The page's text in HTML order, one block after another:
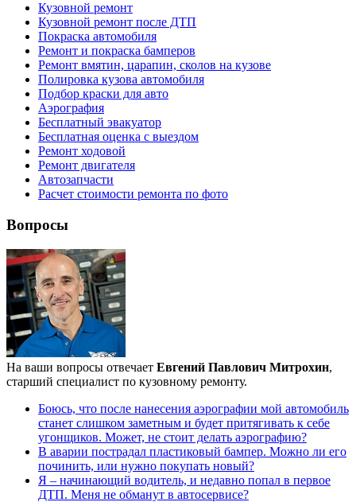
Кузовной ремонт
Кузовной ремонт после ДТП
Покраска автомобиля
Ремонт и покраска бамперов
Ремонт вмятин, царапин, сколов на кузове
Полировка кузова автомобиля
Подбор краски для авто
Аэрография
Бесплатный эвакуатор
Бесплатная оценка с выездом
Ремонт ходовой
Ремонт двигателя
Автозапчасти
Расчет стоимости ремонта по фото
Вопросы
На ваши вопросы отвечает Евгений Павлович Митрохин,
старший специалист по кузовному ремонту.
Боюсь, что после нанесения аэрографии мой автомобиль
станет слишком заметным и будет притягивать к себе
угонщиков. Может, не стоит делать аэрографию?
В аварии пострадал пластиковый бампер. Можно ли его
починить, или нужно покупать новый?
Я – начинающий водитель, и недавно попал в первое
ДТП. Меня не обманут в автосервисе?